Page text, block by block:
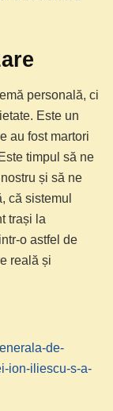
personală, ci
Este un
au fost martori
timpul să ne
și să ne
că sistemul
trași la
o astfel de
reală și
de-
ion-iliescu-s-a-